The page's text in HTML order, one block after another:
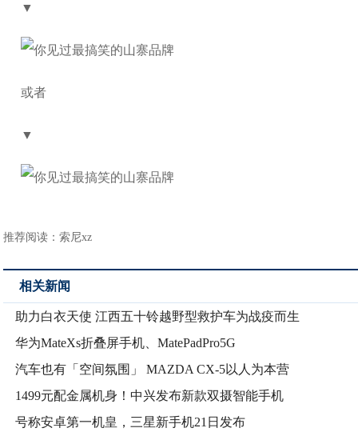
▼
或者
▼
推荐阅读：索尼xz
相关新闻
助力白衣天使 江西五十铃越野型救护车为战疫而生
华为MateXs折叠屏手机、MatePadPro5G
汽车也有「空间氛围」 MAZDA CX-5以人为本营
1499元配金属机身！中兴发布新款双摄智能手机
号称安卓第一机皇，三星新手机21日发布